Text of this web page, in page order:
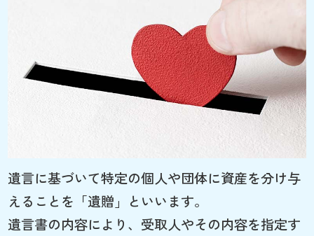
遺言に基づいて特定の個人や団体に資産を分け与
えることを「遺贈」といいます。
遺言書の内容により、受取人やその内容を指定す